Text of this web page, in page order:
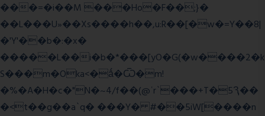
���=�i��M ���Ho�F��;}�
��L���U»��Xs����h��,u:R��[�w�=Y��8|
�'Y'��b�:�x�
�����L��i�b�*���[yO�G(�w����2�k
S���m�Oka<�ǻ�Ѿ�m!
�%�A�H�c�"N�~4/f��(@ʿr`���+T�5Ԇ��
�<t��g��a`q� ���Y� #��5iW[����n